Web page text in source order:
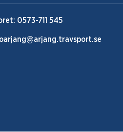
0573-711 545